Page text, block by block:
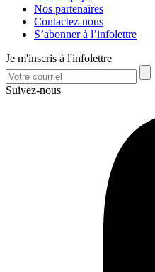
Nos partenaires
Contactez-nous
S’abonner à l’infolettre
Je m'inscris à l'infolettre
Suivez-nous